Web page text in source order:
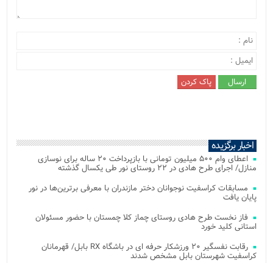
اخبار برگزیده
اعطای وام ۵۰۰ میلیون تومانی با بازپرداخت ۲۰ ساله برای نوسازی
منازل/ اجرای طرح هادی در ۲۲ روستای نور طی یکسال گذشته
مسابقات کراسفیت نوجوانان دختر مازندران با معرفی برترین‌ها در نور
پایان یافت
فاز نخست طرح هادی روستای چماز کلا چمستان با حضور مسئولان
استانی کلید خورد
رقابت نفسگیر ۲۰ ورزشکار حرفه ای در باشگاه RX بابل/ قهرمانان
کراسفیت شهرستان بابل مشخص شدند